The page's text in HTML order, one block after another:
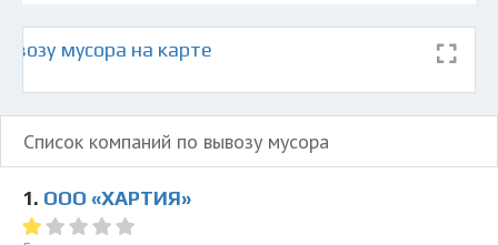
мусора на карте
Список компаний по вывозу мусора
1. ООО «ХАРТИЯ»